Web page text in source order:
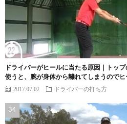
ドライバーがヒールに当たる原因｜トッ
使うと、腕が身体から離れてしまうのでヒ
2017.07.02 ドライバーの打ち方